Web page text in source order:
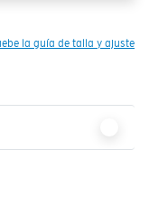
la guía de talla y ajuste